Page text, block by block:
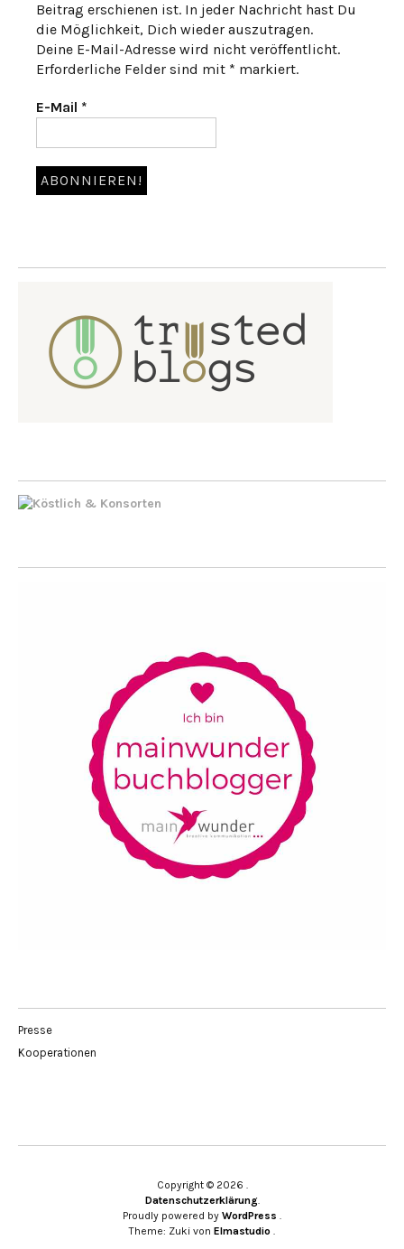
Beitrag erschienen ist. In jeder Nachricht hast Du
die Möglichkeit, Dich wieder auszutragen.
Deine E-Mail-Adresse wird nicht veröffentlicht.
Erforderliche Felder sind mit * markiert.
E-Mail *
Presse
Kooperationen
Copyright © 2026
Datenschutzerklärung
Proudly powered by WordPress
Theme: Zuki von Elmastudio